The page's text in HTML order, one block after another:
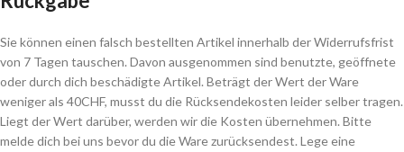
Sie können einen falsch bestellten Artikel innerhalb der Widerrufsfrist
von 7 Tagen tauschen. Davon ausgenommen sind benutzte, geöffnete
oder durch dich beschädigte Artikel. Beträgt der Wert der Ware
weniger als 40CHF, musst du die Rücksendekosten leider selber tragen.
Liegt der Wert darüber, werden wir die Kosten übernehmen. Bitte
melde dich bei uns bevor du die Ware zurücksendest. Lege eine